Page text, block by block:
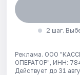
2 шаг.
Реклама. ООО
ОПЕРАТОР", ИНН:
Действует до 31